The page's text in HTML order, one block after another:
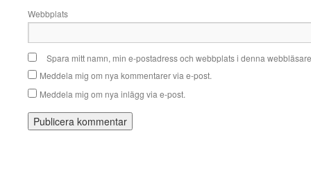
Webbplats
Spara mitt namn, min e-postadress och webbplats i denna
Meddela mig om nya kommentarer via e-post.
Meddela mig om nya inlägg via e-post.